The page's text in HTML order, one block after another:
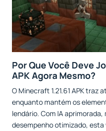
Por Que Você Deve
APK Agora Mesmo?
O Minecraft 1.21.61 APK traz
enquanto mantém os
lendário. Com IA
desempenho otimizado,